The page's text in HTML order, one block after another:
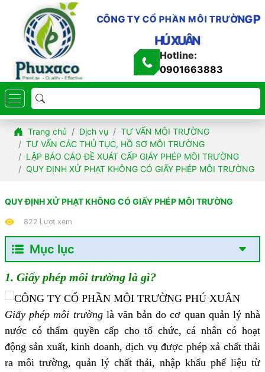
CÔNG TY CỔ PHẦN MÔI TRƯỜNGP
HÚXUÂN
Hotline:
0901663883
Trang chủ Dịch vụ
TƯ VẤN MÔI TRƯỜNG
TƯ VẤN CÁC THỦ TỤC, HỒ SƠ MÔI TRƯỜNG
LẬP BÁO CÁO ĐỀ XUÁT CẤP GIÁY PHÉP MÔI TRƯỜNG
QUY ĐỊNH XỬ PHẠT KHÔNG CÓ GIẤY PHÉP MÔI TRƯỜNG
QUY ĐỊNH XỬ PHẠT KHÔNG CÓ GIẤY PHÉP MÔI TRƯỜNG
822 Lượt xem
Mục lục
1. Giấy phép môi trường là gì?
Giấy phép môi trườnglà văn bản do cơ quan quản lý nhà
nước có thẩm quyền cấp cho tổ chức, cá nhân có hoạt
động sản xuất, kinh doanh, dịch vụ được phép xả chất thải
ra môi trường, quản lý chất thải, nhập khẩu phế liệu từ